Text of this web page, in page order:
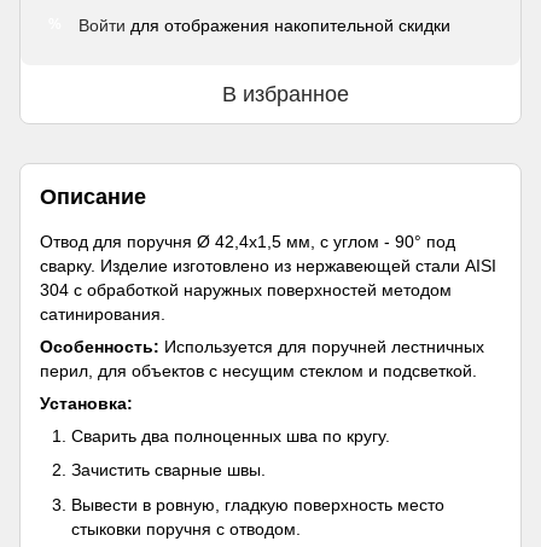
Войти для отображения накопительной скидки
В избранное
Описание
Отвод для поручня Ø 42,4х1,5 мм, с углом - 90° под
сварку. Изделие изготовлено из нержавеющей стали AISI
304 с обработкой наружных поверхностей методом
сатинирования.
Особенность: Используется для поручней лестничных
перил, для объектов с несущим стеклом и подсветкой.
Установка:
Сварить два полноценных шва по кругу.
Зачистить сварные швы.
Вывести в ровную, гладкую поверхность место
стыковки поручня с отводом.